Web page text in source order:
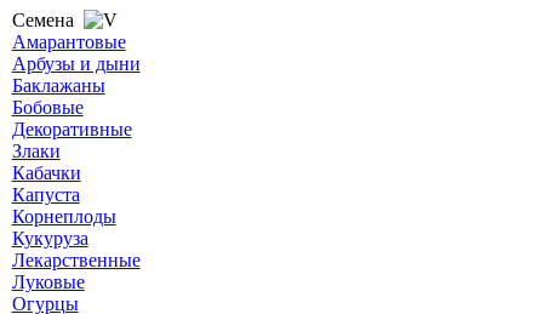
Семена
Амарантовые
Арбузы и дыни
Баклажаны
Бобовые
Декоративные
Злаки
Кабачки
Капуста
Корнеплоды
Кукуруза
Лекарственные
Луковые
Огурцы